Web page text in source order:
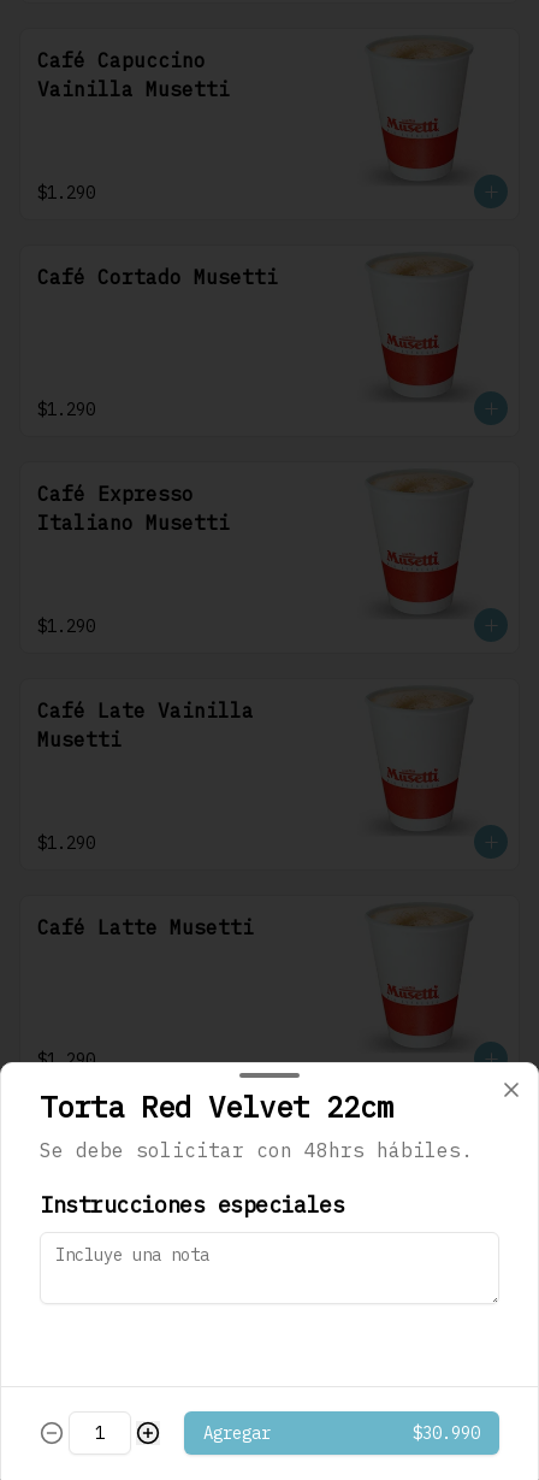
Café Capuccino
Vainilla Musetti
$1.290
Café Cortado Musetti
$1.290
Café Expresso
Italiano Musetti
$1.290
Café Late Vainilla
Musetti
$1.290
Café Latte Musetti
$1.290
Café Mocaccino
Vainilla Musetti
Torta Red Velvet 22cm
Se debe solicitar con 48hrs hábiles.
Instrucciones especiales
Agregar $30.990